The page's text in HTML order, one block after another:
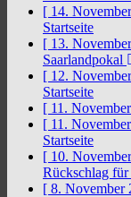
[ 14.
Startseite
[ 13.
Saarlandpokal
[ 12.
Startseite
[ 11.
[ 11.
Startseite
[ 10.
Rückschlag für
[ 8. November